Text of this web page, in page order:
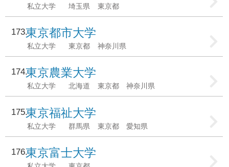
私立大学 埼玉県 東京都
173東京都市大学
私立大学 東京都 神奈川県
174東京農業大学
私立大学 北海道 東京都 神奈川県
175東京福祉大学
私立大学 群馬県 東京都 愛知県
176東京富士大学